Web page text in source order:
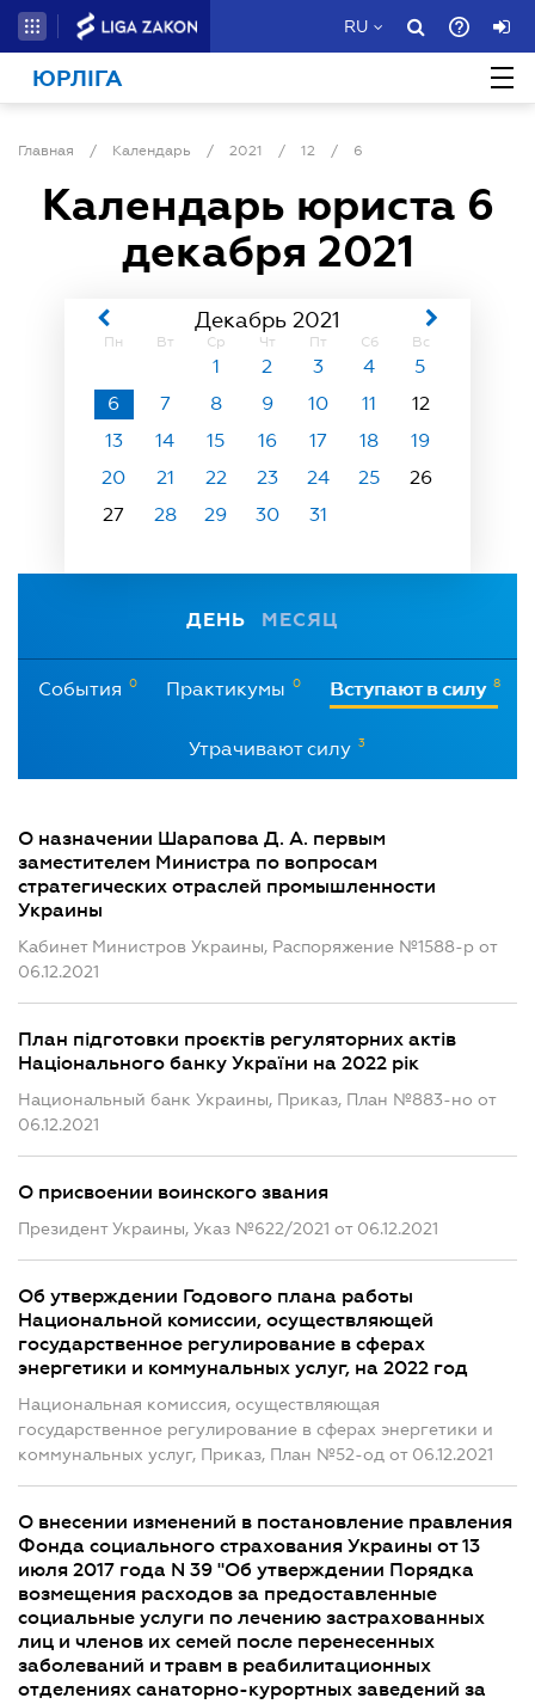
RU
ЮРЛІГА
Главная / Календарь / 2021 / 12 / 6
Календарь юриста 6
декабря 2021
Декабрь 2021
Пн Вт Ср Чт Пт Сб Вс
1 2 3 4
5
6
7 8 9 10 11
12
13
14 15 16 17 18
19
20
21 22 23 24 25
26
27
28 29 30 31
ДЕНЬ МЕСЯЦ
События 0 Практикумы 0 Вступают в силу 8
Утрачивают силу 3
О назначении Шарапова Д. А. первым
заместителем Министра по вопросам
стратегических отраслей промышленности
Украины
Кабинет Министров Украины, Распоряжение №1588-р от
06.12.2021
План підготовки проєктів регуляторних актів
Національного банку України на 2022 рік
Национальный банк Украины, Приказ, План №883-но от
06.12.2021
О присвоении воинского звания
Президент Украины, Указ №622/2021 от 06.12.2021
Об утверждении Годового плана работы
Национальной комиссии, осуществляющей
государственное регулирование в сферах
энергетики и коммунальных услуг, на 2022 год
Национальная комиссия, осуществляющая
государственное регулирование в сферах энергетики и
коммунальных услуг, Приказ, План №52-од от 06.12.2021
О внесении изменений в постановление правления
Фонда социального страхования Украины от 13
июля 2017 года N 39 "Об утверждении Порядка
возмещения расходов за предоставленные
социальные услуги по лечению застрахованных
лиц и членов их семей после перенесенных
заболеваний и травм в реабилитационных
отделениях санаторно-курортных заведений за